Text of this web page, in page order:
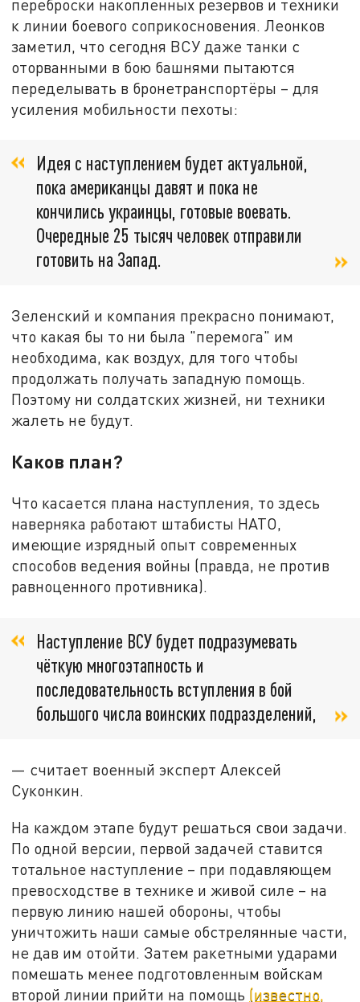
переброски накопленных резервов и техники
к линии боевого соприкосновения. Леонков
заметил, что сегодня ВСУ даже танки с
оторванными в бою башнями пытаются
переделывать в бронетранспортёры – для
усиления мобильности пехоты:
Идея с наступлением будет актуальной,
пока американцы давят и пока не
кончились украинцы, готовые воевать.
Очередные 25 тысяч человек отправили
готовить на Запад.
Зеленский и компания прекрасно понимают,
что какая бы то ни была "перемога" им
необходима, как воздух, для того чтобы
продолжать получать западную помощь.
Поэтому ни солдатских жизней, ни техники
жалеть не будут.
Каков план?
Что касается плана наступления, то здесь
наверняка работают штабисты НАТО,
имеющие изрядный опыт современных
способов ведения войны (правда, не против
равноценного противника).
Наступление ВСУ будет подразумевать
чёткую многоэтапность и
последовательность вступления в бой
большого числа воинских подразделений,
— считает военный эксперт Алексей
Суконкин.
На каждом этапе будут решаться свои задачи.
По одной версии, первой задачей ставится
тотальное наступление – при подавляющем
превосходстве в технике и живой силе – на
первую линию нашей обороны, чтобы
уничтожить наши самые обстрелянные части,
не дав им отойти. Затем ракетными ударами
помешать менее подготовленным войскам
второй линии прийти на помощь (известно,